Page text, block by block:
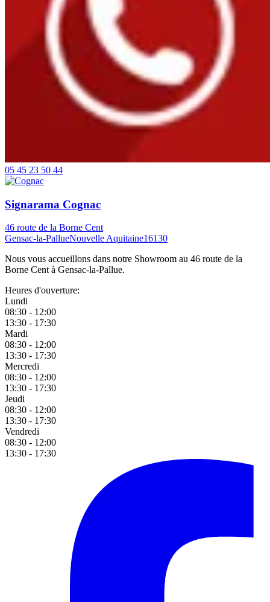
05 45 23 50 44
Signarama Cognac
46 route de la Borne Cent
Gensac-la-PallueNouvelle Aquitaine16130
Nous vous accueillons dans notre Showroom au 46 route de la
Borne Cent à Gensac-la-Pallue.
Heures d'ouverture:
Lundi
08:30 - 12:00
13:30 - 17:30
Mardi
08:30 - 12:00
13:30 - 17:30
Mercredi
08:30 - 12:00
13:30 - 17:30
Jeudi
08:30 - 12:00
13:30 - 17:30
Vendredi
08:30 - 12:00
13:30 - 17:30